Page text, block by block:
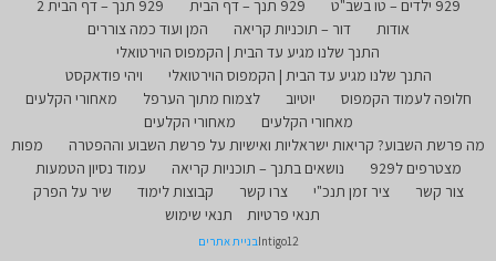
929 ילדים – טו בשב"ט
929 תנך – דף הבית
929 תנך – דף הבית 2
אודות
דור – תוכניות קריאה
המן ועוד כמה צוררים
התנך שלנו מגיע עד הבית | הקמפוס הוירטואלי
התנך שלנו מגיע עד הבית | הקמפוס הוירטואלי
ויהי פודאקסט
חלופה לעמוד הקמפוס
יוטיוב לצמוח מתוך הערפל
מאחורי הקלעים
מאחורי הקלעים
מאחורי הקלעים
מה פרשת השבוע? קריאות ישראליות ואישיות על פרשת השבוע וההפטרה
מפות
מצטרפים ל929
נושאים בתנך – תוכניות קריאה
עמוד נסיון הטמעות
צור קשר
ציר זמן תנכ"י צרו קשר קבוצות לימוד
שיר על הפרק
תנאי פרטיות
תנאי שימוש
Intigo12בניית אתרים